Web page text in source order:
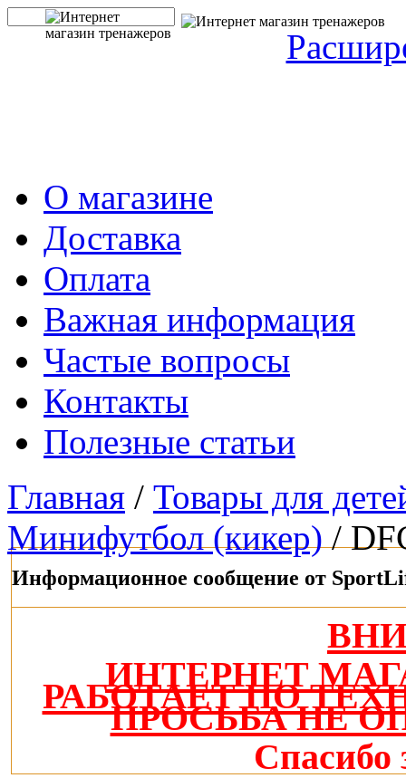
О магазине
Доставка
Оплата
Важная информация
Частые вопросы
Контакты
Полезные статьи
Главная / Товары для
Минифутбол (кикер)/
Информационное сообщение от
ИНТЕРНЕТ
РАБОТАЕТ ПО
ПРОСЬБА НЕ
Спасибо